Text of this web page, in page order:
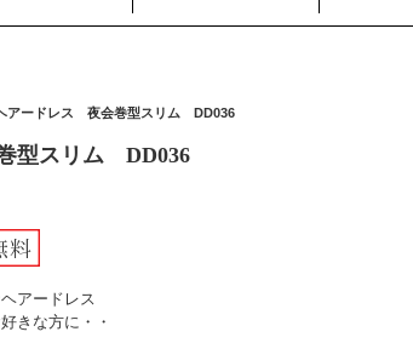
アードレス 夜会巻型スリム DD036
型スリム DD036
アードレス
きな方に・・